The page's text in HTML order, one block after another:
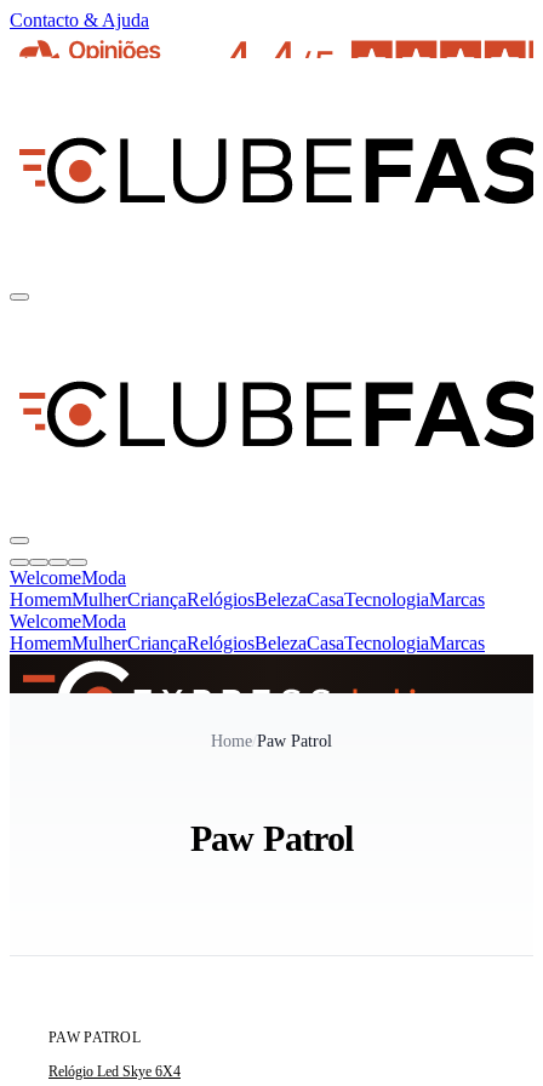
Contacto & Ajuda
WelcomeModa
HomemMulherCriançaRelógiosBelezaCasaTecnologiaMarcas
WelcomeModa
HomemMulherCriançaRelógiosBelezaCasaTecnologiaMarcas
Home/Paw Patrol
Paw Patrol
PAW PATROL
Relógio Led Skye 6X4